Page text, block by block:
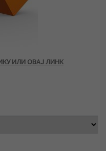
ИЛИ ОВАЈ ЛИНК